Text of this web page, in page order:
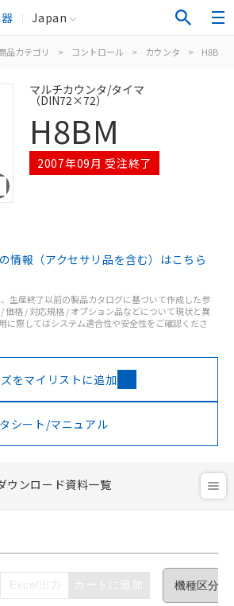
Japan
品カテゴリ > コントロール > カウンタ > H8BM
マルチカウンタ/タイマ
（DIN72×72）
H8BM
2007年09月 受注終了
情報（アクセサリ品を含む）はこちら
生産終了以前の製品カタログに基づいて作成した参
価格 / 対応規格 / オプション品などについて現状と異
に際してはシステム適合性や安全性をご確認くださ
をマイリストに追加
シート/マニュアル
ウンロード資料一覧
Excel出力 カートに追加
件
お読みいただき、同意のうえ
い。
ビスは、当社制御機器事業取扱
当社在庫状況および標準価格(税